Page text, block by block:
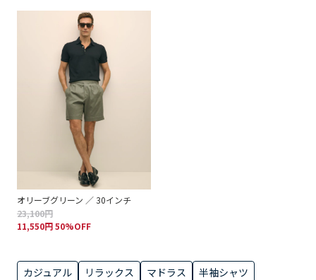
オリーブグリーン ／ 30インチ
23,100円
11,550円 50%OFF
カジュアル リラックス マドラス 半袖シャツ